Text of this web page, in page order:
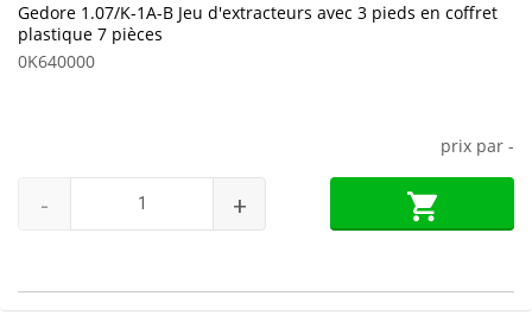
Gedore 1.07/K-1A-B Jeu d'extracteurs avec 3 pieds en coffret
plastique 7 pièces
0K640000
prix par -
- +